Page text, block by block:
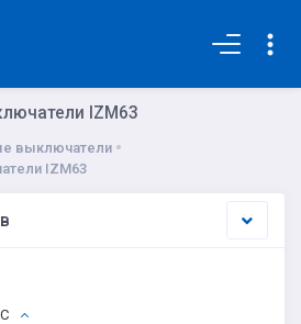
IZM63
выключатели
IZM63